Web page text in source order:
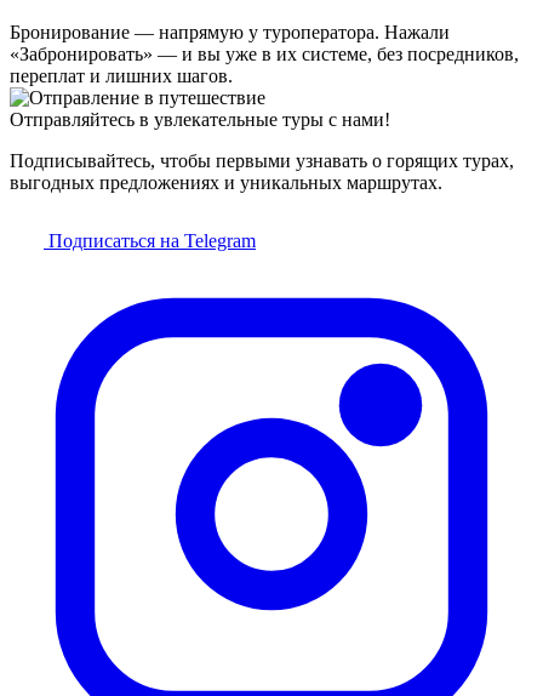
Бронирование — напрямую у туроператора. Нажали
«Забронировать» — и вы уже в их системе, без посредников,
переплат и лишних шагов.
Отправляйтесь в увлекательные туры с нами!
Подписывайтесь, чтобы первыми узнавать о горящих турах,
выгодных предложениях и уникальных маршрутах.
Подписаться на Telegram